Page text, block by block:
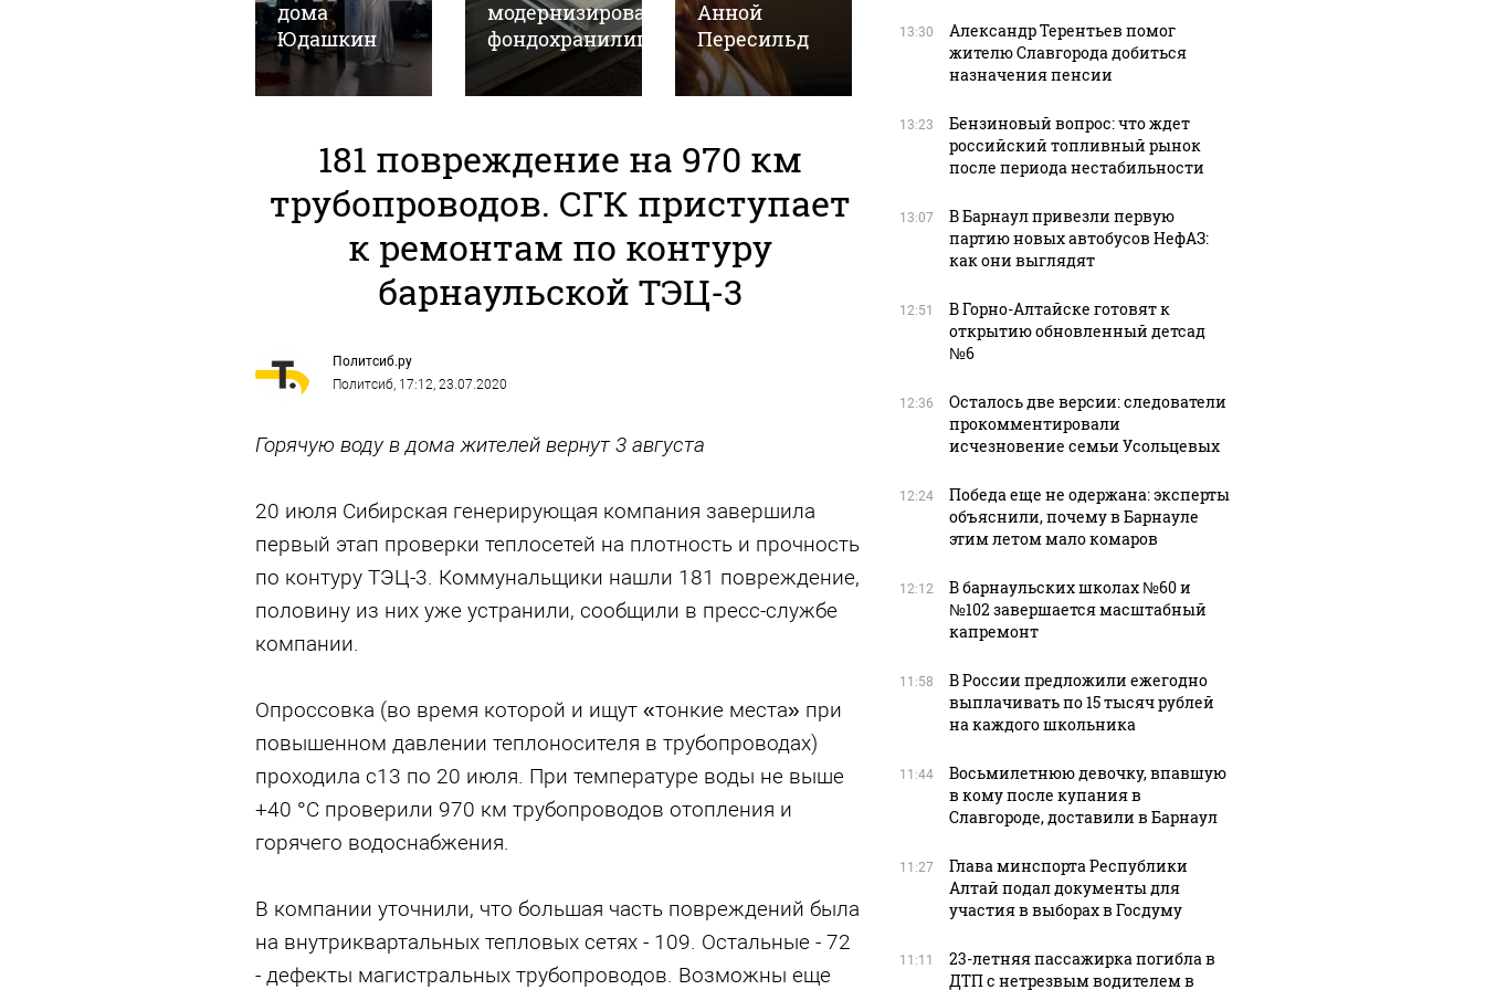
дома
Юдашкин
модернизировали
фондохранилище
Анной
Пересильд
крае
человечности"
181 повреждение на 970 км
трубопроводов. СГК приступает
к ремонтам по контуру
барнаульской ТЭЦ-3
Политсиб.ру
Политсиб, 17:12, 23.07.2020
Горячую воду в дома жителей вернут 3 августа
20 июля Сибирская генерирующая компания завершила
первый этап проверки теплосетей на плотность и прочность
по контуру ТЭЦ-3. Коммунальщики нашли 181 повреждение,
половину из них уже устранили, сообщили в пресс-службе
компании.
Опроссовка (во время которой и ищут «тонкие места» при
повышенном давлении теплоносителя в трубопроводах)
проходила с13 по 20 июля. При температуре воды не выше
+40 °С проверили 970 км трубопроводов отопления и
горячего водоснабжения.
В компании уточнили, что большая часть повреждений была
на внутриквартальных тепловых сетях - 109. Остальные - 72
- дефекты магистральных трубопроводов. Возможны еще
13:30
Александр Терентьев помог
жителю Славгорода добиться
назначения пенсии
13:23
Бензиновый вопрос: что ждет
российский топливный рынок
после периода нестабильности
13:07
В Барнаул привезли первую
партию новых автобусов НефАЗ:
как они выглядят
12:51
В Горно-Алтайске готовят к
открытию обновленный детсад
№6
12:36
Осталось две версии: следователи
прокомментировали
исчезновение семьи Усольцевых
12:24
Победа еще не одержана: эксперты
объяснили, почему в Барнауле
этим летом мало комаров
12:12
В барнаульских школах №60 и
№102 завершается масштабный
капремонт
11:58
В России предложили ежегодно
выплачивать по 15 тысяч рублей
на каждого школьника
11:44
Восьмилетнюю девочку, впавшую
в кому после купания в
Славгороде, доставили в Барнаул
11:27
Глава минспорта Республики
Алтай подал документы для
участия в выборах в Госдуму
11:11
23-летняя пассажирка погибла в
ДТП с нетрезвым водителем в